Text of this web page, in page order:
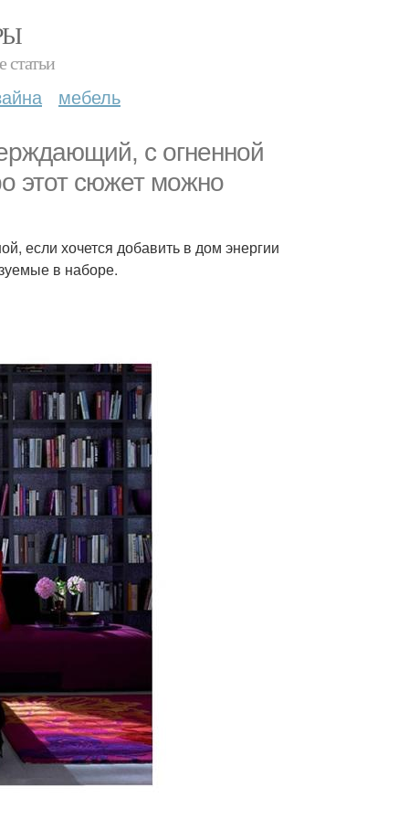
статьи
мебель
с огненной
этот сюжет можно
если хочется добавить в дом энергии
в наборе.